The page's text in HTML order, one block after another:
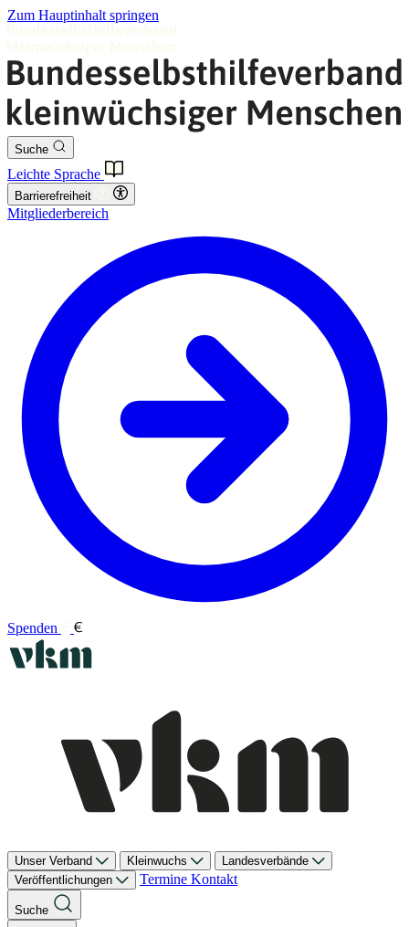
Zum Hauptinhalt springen
Suche
Leichte Sprache
Barrierefreiheit
Mitgliederbereich
Spenden
Unser Verband Kleinwuchs
Landesverbände
Veröffentlichungen
Termine Kontakt
Suche